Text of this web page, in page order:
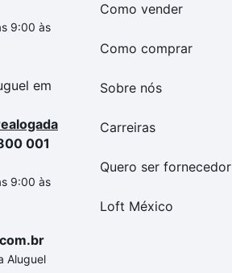
9:00 às
em
001
9:00 às
Aluguel
Como vender
Como comprar
Sobre nós
Carreiras
Quero ser fornecedor
Loft México